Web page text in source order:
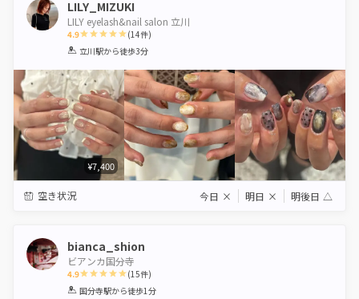
LILY_MIZUKI
LILY eyelash&nail salon 立川
4.9
1 2 3 4 5
(14件)
立川駅から徒歩3分
¥7,400
空き状況 今日 × 明日 × 明後日 △
bianca_shion
ビアンカ国分寺
4.9
1 2 3 4 5
(15件)
国分寺駅から徒歩1分